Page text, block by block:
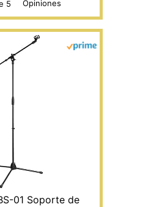
5 Opiniones
01 Soporte de